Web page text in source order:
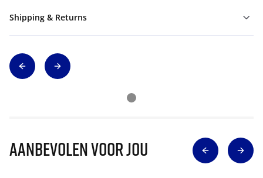
Shipping & Returns
Aanbevolen voor jou